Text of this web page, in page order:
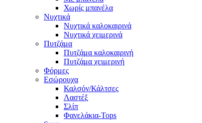
Χωρίς μπανέλα
Νυχτικά
Νυχτικά καλοκαιρινά
Νυχτικά χειμερινά
Πυτζάμα
Πυτζάμα καλοκαιρινή
Πυτζάμα χειμερινή
Φόρμες
Εσώρουχα
Καλσόν/Κάλτσες
Λαστέξ
Σλίπ
Φανελάκια-Tops